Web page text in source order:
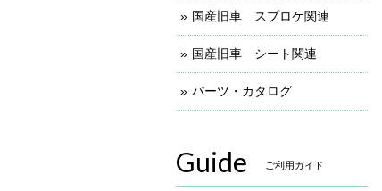
国産旧車 スプロケ関連
国産旧車 シート関連
パーツ・カタログ
Guide ご利用ガイド